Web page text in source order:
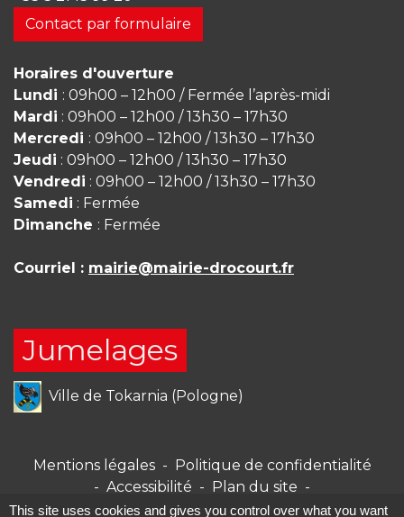
Contact par formulaire
Horaires d'ouverture
Lundi : 09h00 – 12h00 / Fermée l’après-midi
Mardi : 09h00 – 12h00 / 13h30 – 17h30
Mercredi : 09h00 – 12h00 / 13h30 – 17h30
Jeudi : 09h00 – 12h00 / 13h30 – 17h30
Vendredi : 09h00 – 12h00 / 13h30 – 17h30
Samedi : Fermée
Dimanche : Fermée
Courriel : mairie@mairie-drocourt.fr
Jumelages
Ville de Tokarnia (Pologne)
Mentions légales - Politique de confidentialité
- Accessibilité - Plan du site -
Gestion des cookies
This site uses cookies and gives you control over what you want